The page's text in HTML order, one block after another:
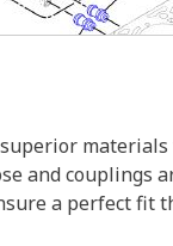
superior
and couplings
a perfect fit